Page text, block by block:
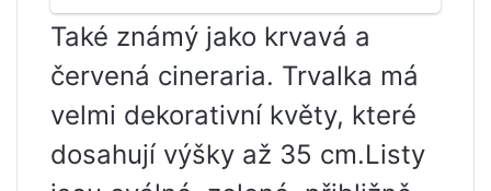
Také známý jako krvavá a
červená cineraria. Trvalka má
velmi dekorativní květy, které
dosahují výšky až 35 cm.Listy